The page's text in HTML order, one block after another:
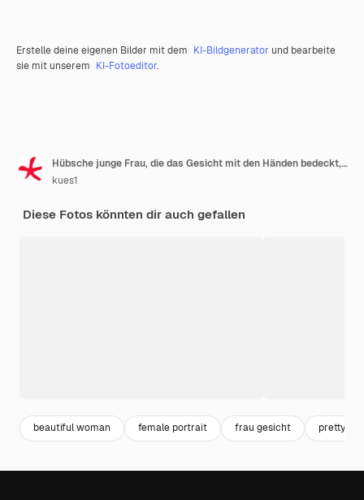
Erstelle deine eigenen Bilder mit dem KI-Bildgenerator und bearbeite
sie mit unserem KI-Fotoeditor.
Hübsche junge Frau, die das Gesicht mit den Händen bedeckt, mit überraschtem Ausdruck zwischen den Fingern späht und zur Seite schaut
kues1
Diese Fotos könnten dir auch gefallen
beautiful woman female portrait frau gesicht pretty